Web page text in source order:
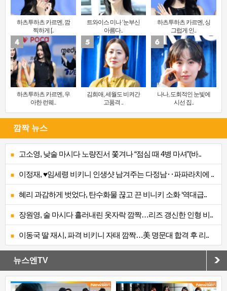
하츠투하츠 카르멘, 깜
찍하게 [..
트와이스 미나 ‘눈부신
아름다..
하츠투하츠 카르멘, 싱
그럽게 인..
하츠투하츠 카르멘, 우
아한 런웨..
김희애, 세월도 비켜간
고품격 ..
나나, 도회적인 눈빛에
시선 집..
깜짝 뉴스
고소영, 낮술 마시다 노량진서 쫓겨나 “점심 때 4병 마셔”(바..
이정재, ♥임세령 비키니 인생샷 남겨주는 다정남‥파파라치에 ..
혜리 과감하게 벗었다, 탄수화물 끊고 끈 비니키 소화 ‘역대급..
장원영, 술 마시다 흘러내린 옷자락 깜짝…리즈 갱신한 인형 비..
이동국 딸 재시, 파격 비키니 자태 깜짝…美 명문대 합격 후 리..
뉴스엔TV